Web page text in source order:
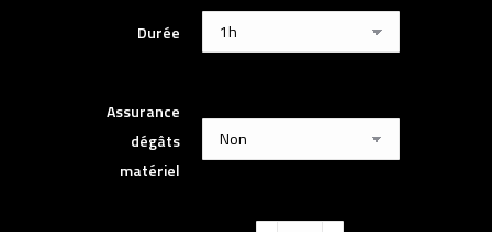
Durée
Assurance
dégâts
matériel